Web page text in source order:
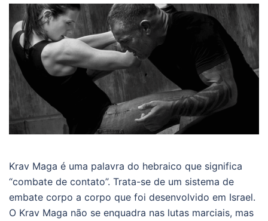
Krav Maga é uma palavra do hebraico que significa
“combate de contato”. Trata-se de um sistema de
embate corpo a corpo que foi desenvolvido em Israel.
O Krav Maga não se enquadra nas lutas marciais, mas